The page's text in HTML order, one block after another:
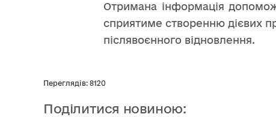
Отримана інформація
сприятиме створенню дієвих
післявоєнного відновлення.
Переглядів: 8120
Поділитися новиною: